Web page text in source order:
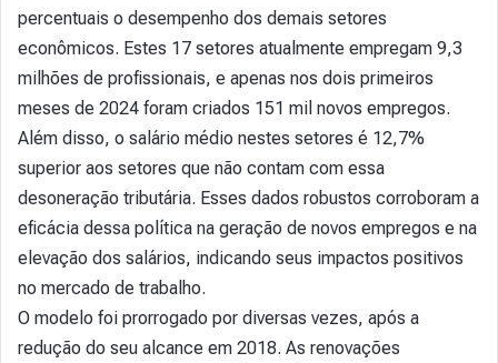
percentuais o desempenho dos demais setores
econômicos. Estes 17 setores atualmente empregam 9,3
milhões de profissionais, e apenas nos dois primeiros
meses de 2024 foram criados 151 mil novos empregos.
Além disso, o salário médio nestes setores é 12,7%
superior aos setores que não contam com essa
desoneração tributária. Esses dados robustos corroboram a
eficácia dessa política na geração de novos empregos e na
elevação dos salários, indicando seus impactos positivos
no mercado de trabalho.
O modelo foi prorrogado por diversas vezes, após a
redução do seu alcance em 2018. As renovações